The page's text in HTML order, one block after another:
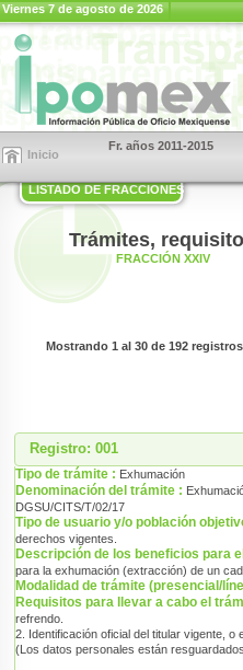
Viernes 7 de agosto de 2026
Inicio
Fr. años 2011-2015
LISTADO DE FRACCIONES
Trámites,
FRACCIÓN XXIV
Mostrando 1 al 30 de 192 registros
Registro: 001
Tipo de trámite : Exhumación
Denominación del trámite :
DGSU/CITS/T/02/17
Tipo de usuario y/o población
derechos vigentes.
Descripción de los beneficios para
para la exhumación (extracción) de un
Modalidad de trámite (presencial/
Requisitos para llevar a cabo el
refrendo.
2. Identificación oficial del titular vigente,
(Los datos personales están